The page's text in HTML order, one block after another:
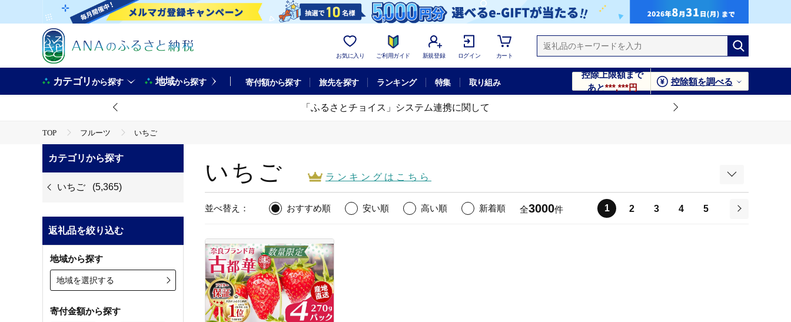
お気に入り ご利用ガイド 新規登録 ログイン カート
カテゴリから探す 地域から探す 寄付額から探す 旅先を探す ランキング 特集 取り組み
控除上限額まで
あと***,***円
控除額を調べる
「ふるさとチョイス」システム連携に関して
TOP フルーツ いちご
カテゴリから探す
いちご (5,365)
返礼品を絞り込む
地域から探す
地域を選択する
寄付金額から探す
いちご ランキング はこちら
並べ替え： おすすめ順 安い順 高い順 新着順 全3000件 1 2 3 4
5